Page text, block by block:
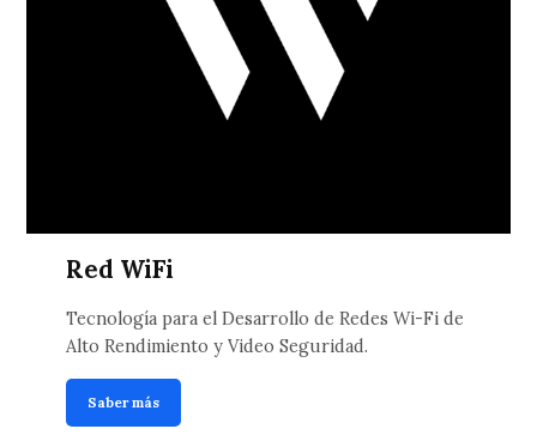
Red WiFi
Tecnología para el Desarrollo de Redes Wi-Fi de
Alto Rendimiento y Video Seguridad.
Saber más